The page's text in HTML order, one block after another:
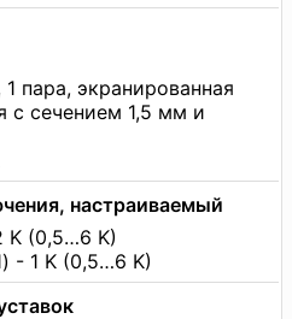
1 пара, экранированная
с сечением 1,5 мм и
настраиваемый
K (0,5…6 K)
- 1 K (0,5…6 K)